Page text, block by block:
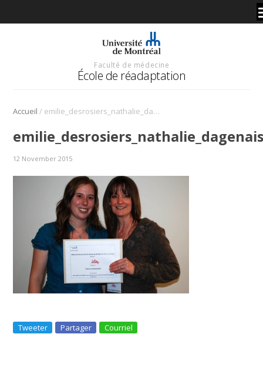
Faculté de médecine
École de réadaptation
Accueil / emilie_desrosiers_nathalie_dagenais.jpg
12 November 2015
Tweeter Partager Courriel